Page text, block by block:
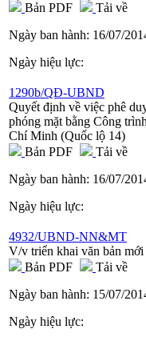
Bản PDF
Tải về
Ngày ban hành: 16/07/
Ngày hiệu lực:
1290b/QĐ-UBND
Quyết định về việc phê
phóng mặt bằng Công
Chí Minh (Quốc lộ 14)
Bản PDF
Tải về
Ngày ban hành: 16/07/
Ngày hiệu lực:
4932/UBND-NN&MT
V/v triển khai văn bản
Bản PDF
Tải về
Ngày ban hành: 15/07/
Ngày hiệu lực: